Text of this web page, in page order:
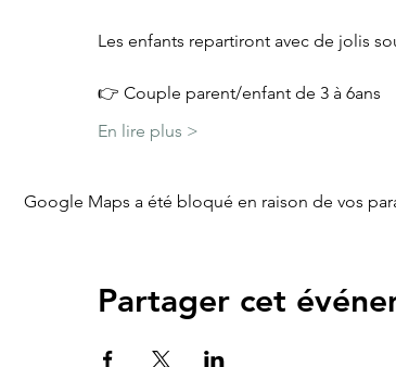
Les enfants repartiront avec de jolis
👉 Couple parent/enfant de 3 à 6ans
En lire plus >
Google Maps a été bloqué en raison de vos
Partager cet